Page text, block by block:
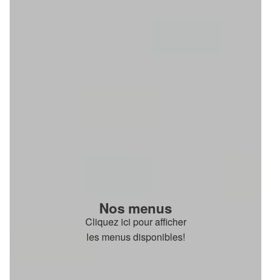
Nos menus
Cliquez ici pour afficher
les menus disponibles!